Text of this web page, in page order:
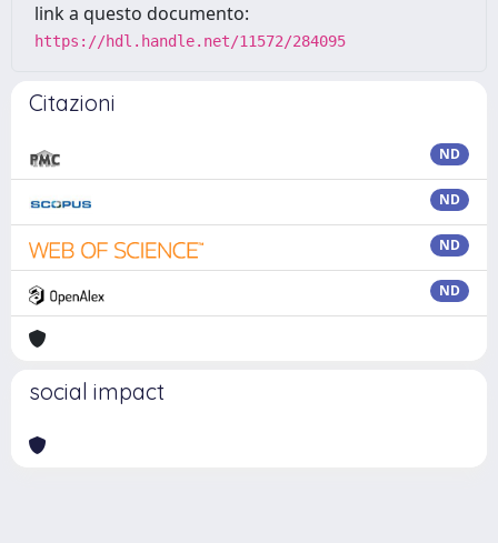
link a questo documento:
https://hdl.handle.net/11572/284095
Citazioni
ND
ND
ND
ND
social impact